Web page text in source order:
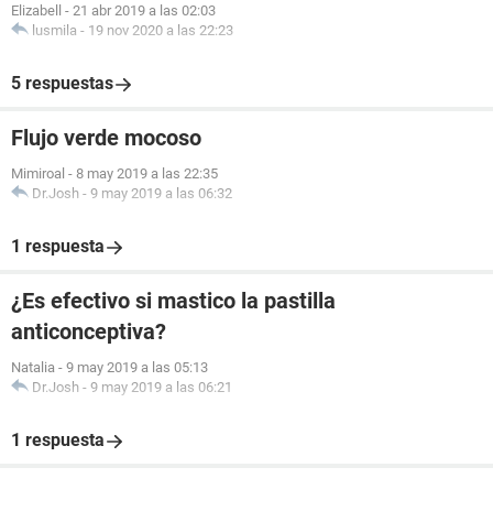
Elizabell - 21 abr 2019 a las 02:03
lusmila - 19 nov 2020 a las 22:23
5 respuestas
Flujo verde mocoso
Mimiroal - 8 may 2019 a las 22:35
Dr.Josh - 9 may 2019 a las 06:32
1 respuesta
¿Es efectivo si mastico la pastilla
anticonceptiva?
Natalia - 9 may 2019 a las 05:13
Dr.Josh - 9 may 2019 a las 06:21
1 respuesta